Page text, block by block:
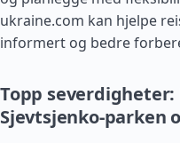
ukraine.com kan hjelpe
informert og bedre
Topp
Sjevtsjenko-parken